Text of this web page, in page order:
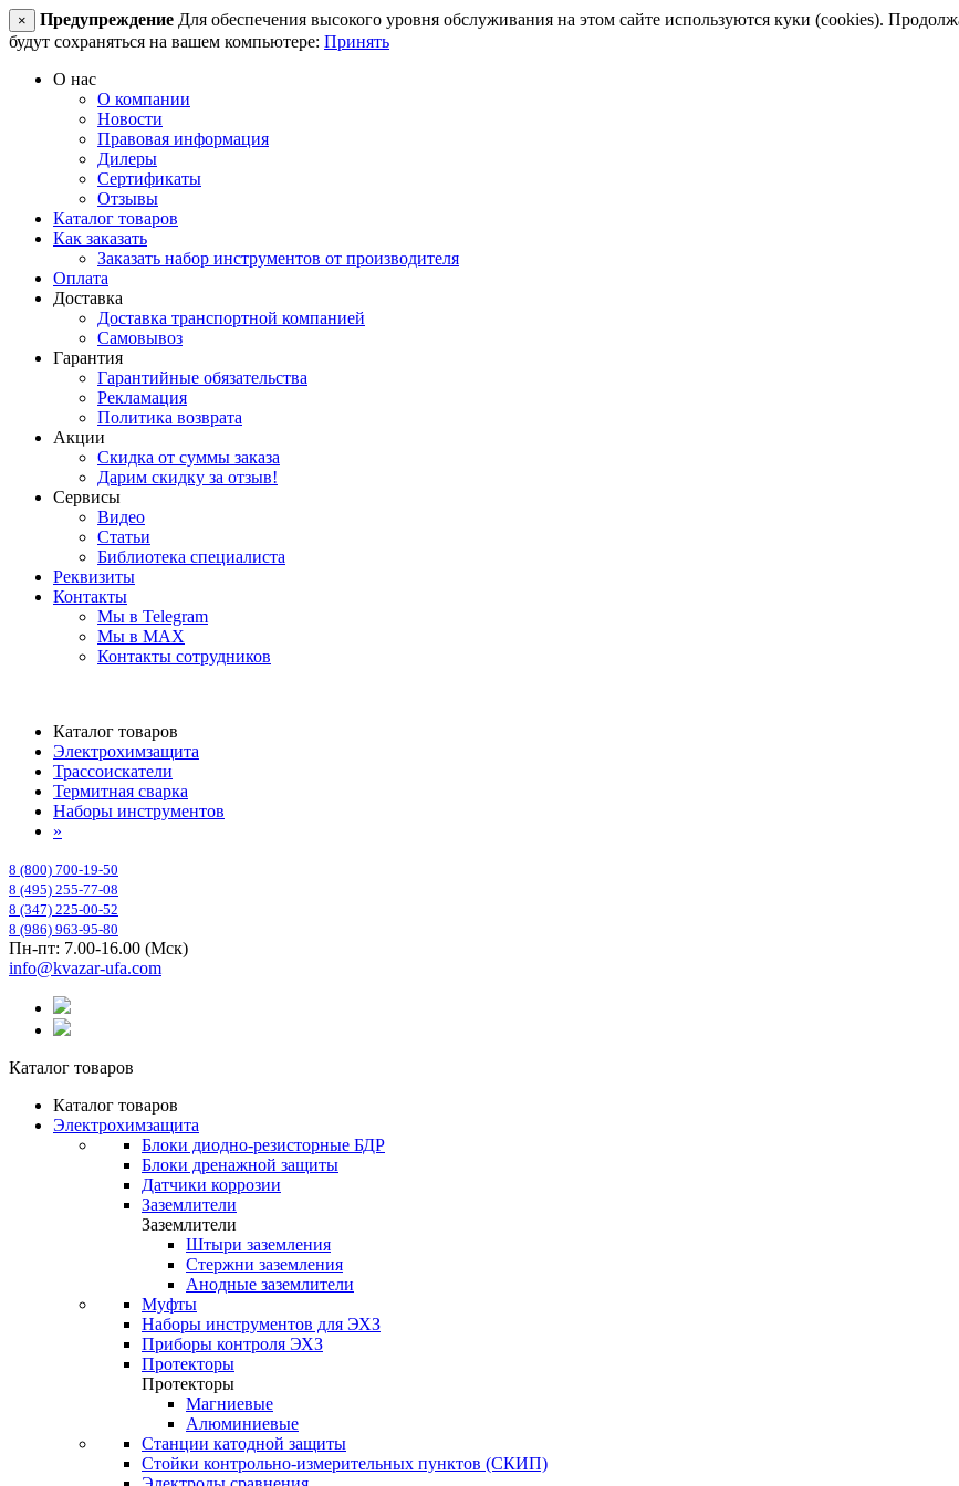
× Предупреждение Для обеспечения высокого уровня обслуживания на этом сайте используются куки (cookies).
будут сохраняться на вашем компьютере: Принять
О нас
О компании
Новости
Правовая информация
Дилеры
Сертификаты
Отзывы
Каталог товаров
Как заказать
Заказать набор инструментов от производителя
Оплата
Доставка
Доставка транспортной компанией
Самовывоз
Гарантия
Гарантийные обязательства
Рекламация
Политика возврата
Акции
Скидка от суммы заказа
Дарим скидку за отзыв!
Сервисы
Видео
Статьи
Библиотека специалиста
Реквизиты
Контакты
Мы в Telegram
Мы в MAX
Контакты сотрудников
Каталог товаров
Электрохимзащита
Трассоискатели
Термитная сварка
Наборы инструментов
»
8 (800) 700-19-50
8 (495) 255-77-08
8 (347) 225-00-52
8 (986) 963-95-80
Пн-пт: 7.00-16.00 (Мск)
info@kvazar-ufa.com
Каталог товаров
Каталог товаров
Электрохимзащита
Блоки диодно-резисторные БДР
Блоки дренажной защиты
Датчики коррозии
Заземлители
Заземлители
Штыри заземления
Стержни заземления
Анодные заземлители
Муфты
Наборы инструментов для ЭХЗ
Приборы контроля ЭХЗ
Протекторы
Протекторы
Магниевые
Алюминиевые
Станции катодной защиты
Стойки контрольно-измерительных пунктов (СКИП)